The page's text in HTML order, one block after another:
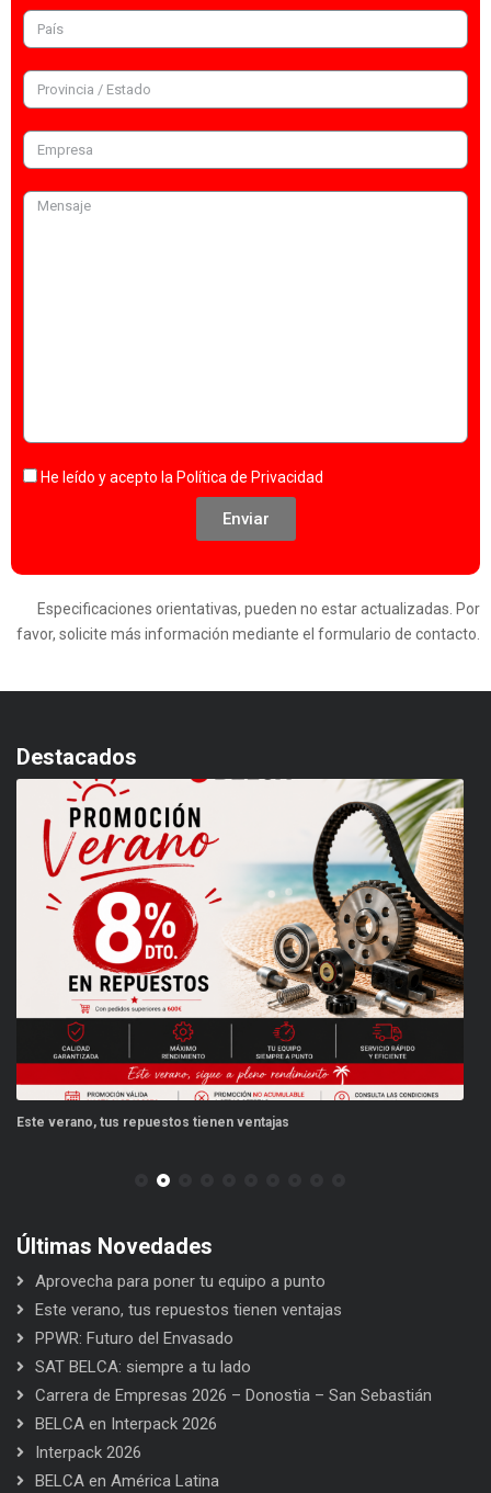
He leído y acepto la Política de Privacidad
Enviar
Especificaciones orientativas, pueden no estar actualizadas. Por
favor, solicite más información mediante el formulario de contacto.
Destacados
Este verano, tus repuestos tienen ventajas
Últimas Novedades
Aprovecha para poner tu equipo a punto
Este verano, tus repuestos tienen ventajas
PPWR: Futuro del Envasado
SAT BELCA: siempre a tu lado
Carrera de Empresas 2026 – Donostia – San Sebastián
BELCA en Interpack 2026
Interpack 2026
BELCA en América Latina